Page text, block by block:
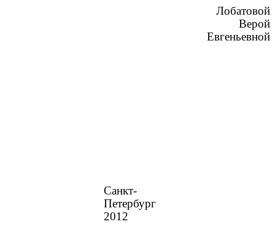
Лобатовой
Верой
Евгеньевной
Санкт-
Петербург
2012